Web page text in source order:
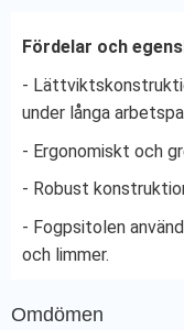
Fördelar och
-
under långa
- Ergonomiskt och
- Robust
- Fogpsitolen
och limmer.
Omdömen